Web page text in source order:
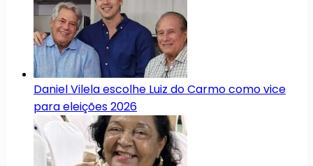
Daniel Vilela escolhe Luiz do Carmo como vice
para eleições 2026